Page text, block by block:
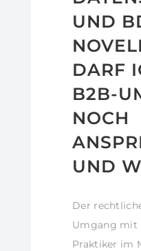
UND
DARF
B2B-
NOCH
UND
Der
Umgang mit
Praktiker im